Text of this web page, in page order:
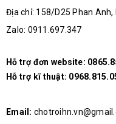
Địa chỉ: 158/D25 Phan Anh,
Zalo: 0911.697.347
Hỗ trợ đơn website:
Hỗ trợ kĩ thuật:
Email: